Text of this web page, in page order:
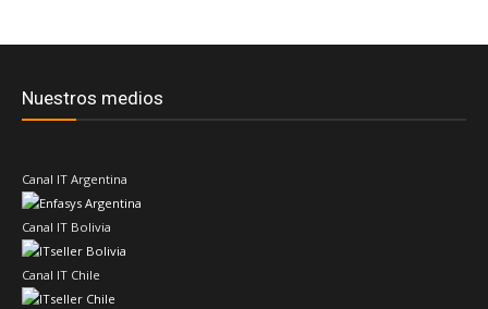
Nuestros medios
Canal IT Argentina
Canal IT Bolivia
Canal IT Chile